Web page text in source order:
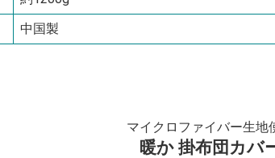
中国製
マイクロファイバー生地
暖か 掛布団カバ